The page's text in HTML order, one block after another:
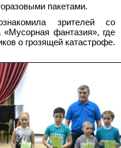
пакетами.
зрителей со
«Мусорная фантазия», где
о грозящей катастрофе.